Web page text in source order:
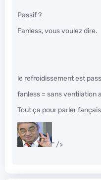
Passif ?
Fanless, vous voulez dire.
le refroidissement est
fanless = sans ventilation
Tout ça pour parler
" />